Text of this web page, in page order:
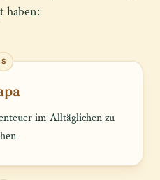
haben:
S
im Alltäglichen zu